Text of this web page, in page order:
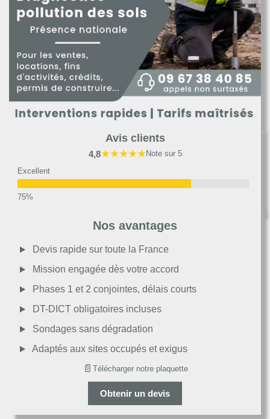
Avis clients
4,8★★★★★Note sur 5
Excellent
Moyen
Passable
Décevant
Nos avantages
Devis rapide sur toute la France
Mission engagée dès votre accord
Phases 1 et 2 conjointes, délais courts
DT-DICT obligatoires incluses
Sondages sans dégradation
Adaptés aux sites occupés et exigus
📄 Télécharger notre plaquette
Obtenir un devis